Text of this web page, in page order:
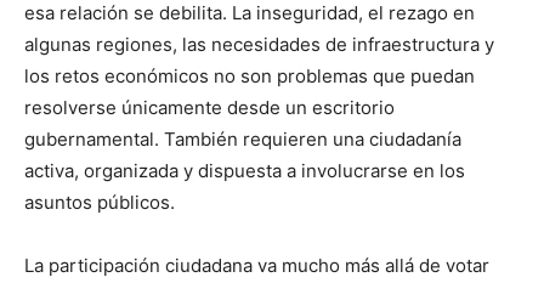
esa relación se debilita. La inseguridad, el rezago en
algunas regiones, las necesidades de infraestructura y
los retos económicos no son problemas que puedan
resolverse únicamente desde un escritorio
gubernamental. También requieren una ciudadanía
activa, organizada y dispuesta a involucrarse en los
asuntos públicos.
La participación ciudadana va mucho más allá de votar